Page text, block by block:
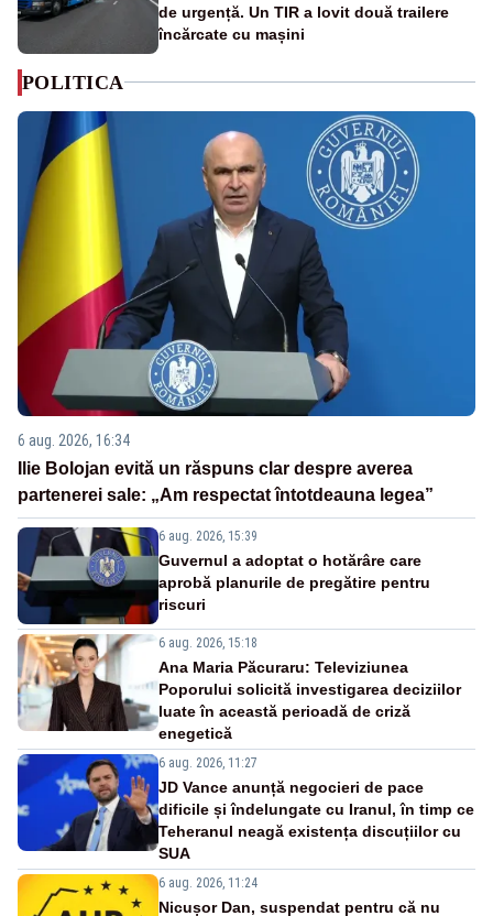
de urgență. Un TIR a lovit două trailere
încărcate cu mașini
POLITICA
6 aug. 2026, 16:34
Ilie Bolojan evită un răspuns clar despre averea
partenerei sale: „Am respectat întotdeauna legea”
6 aug. 2026, 15:39
Guvernul a adoptat o hotărâre care
aprobă planurile de pregătire pentru
riscuri
6 aug. 2026, 15:18
Ana Maria Păcuraru: Televiziunea
Poporului solicită investigarea deciziilor
luate în această perioadă de criză
enegetică
6 aug. 2026, 11:27
JD Vance anunță negocieri de pace
dificile și îndelungate cu Iranul, în timp ce
Teheranul neagă existența discuțiilor cu
SUA
6 aug. 2026, 11:24
Nicușor Dan, suspendat pentru că nu